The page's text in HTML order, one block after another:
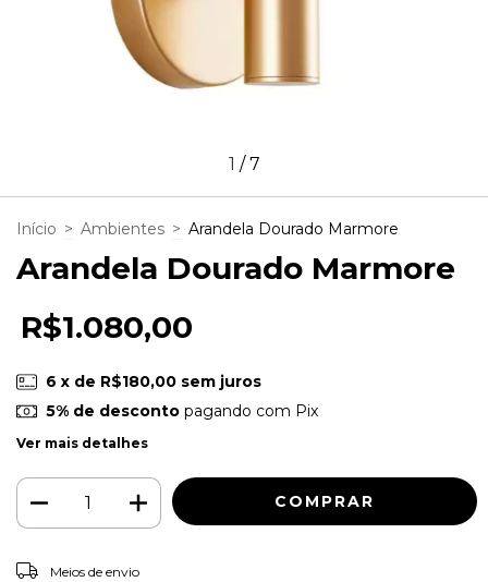
1 /7
Início > Ambientes > Arandela Dourado Marmore
Arandela Dourado Marmore
R$1.080,00
6 x de R$180,00 sem juros
5% de descontopagando com Pix
Ver mais detalhes
Entregas para o CEP:
Meios de envio